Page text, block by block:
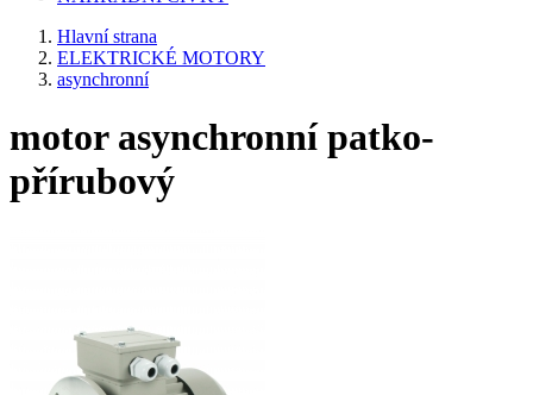
Hlavní strana
ELEKTRICKÉ MOTORY
asynchronní
motor asynchronní patko-
přírubový